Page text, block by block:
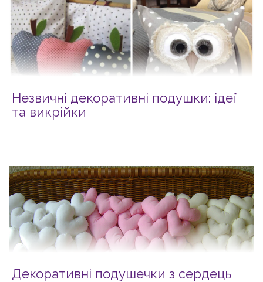
Незвичні декоративні подушки: ідеї
та викрійки
Декоративні подушечки з сердець